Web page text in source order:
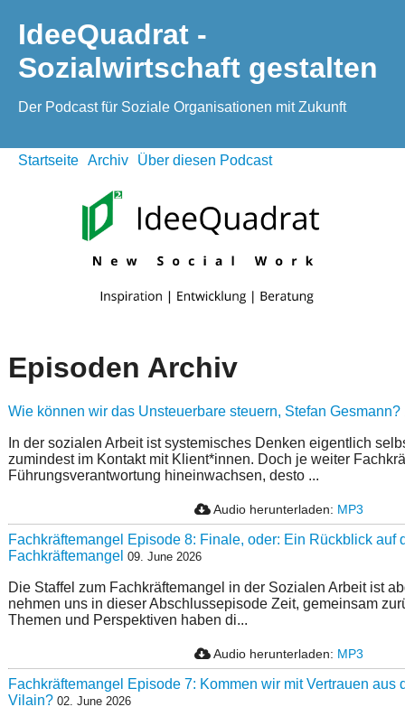
IdeeQuadrat -
Sozialwirtschaft gestalten
Der Podcast für Soziale Organisationen mit Zukunft
Startseite Archiv Über diesen Podcast
Episoden Archiv
Wie können wir das Unsteuerbare steuern, Stefan Gesmann?
In der sozialen Arbeit ist systemisches Denken eigentlich
zumindest im Kontakt mit Klient*innen. Doch je weiter
Führungsverantwortung hineinwachsen, desto ...
Audio herunterladen: MP3
Fachkräftemangel Episode 8: Finale, oder: Ein Rückblick auf
Fachkräftemangel 09. June 2026
Die Staffel zum Fachkräftemangel in der Sozialen Arbeit ist
nehmen uns in dieser Abschlussepisode Zeit, gemeinsam
Themen und Perspektiven haben di...
Audio herunterladen: MP3
Fachkräftemangel Episode 7: Kommen wir mit Vertrauen aus
Vilain? 02. June 2026